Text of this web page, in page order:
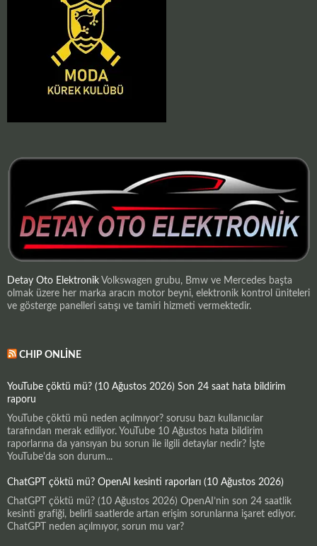
Detay Oto Elektronik Volkswagen grubu, Bmw ve Mercedes başta
olmak üzere her marka aracın motor beyni, elektronik kontrol üniteleri
ve gösterge panelleri satışı ve tamiri hizmeti vermektedir.
CHIP ONLINE
YouTube çöktü mü? (10 Ağustos 2026) Son 24 saat hata bildirim
raporu
YouTube çöktü mü neden açılmıyor? sorusu bazı kullanıcılar
tarafından merak ediliyor. YouTube 10 Ağustos hata bildirim
raporlarına da yansıyan bu sorun ile ilgili detaylar nedir? İşte
YouTube'da son durum...
ChatGPT çöktü mü? OpenAI kesinti raporları (10 Ağustos 2026)
ChatGPT çöktü mü? (10 Ağustos 2026) OpenAI’nin son 24 saatlik
kesinti grafiği, belirli saatlerde artan erişim sorunlarına işaret ediyor.
ChatGPT neden açılmıyor, sorun mu var?